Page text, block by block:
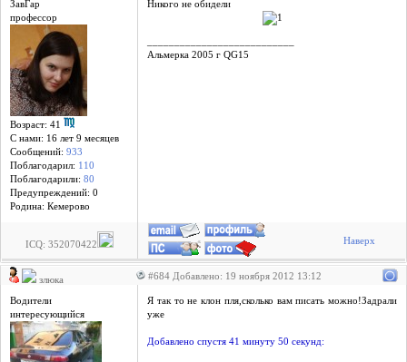
ЗавГар
профессор
Возраст: 41
С нами: 16 лет 9 месяцев
Сообщений: 933
Поблагодарил: 110
Поблагодарили: 80
Предупреждений: 0
Родина: Кемерово
Никого не обидели
Альмерка 2005 г QG15
ICQ: 352070422 Наверх
злюка #684 Добавлено: 19 ноября 2012 13:12
Водители
интересующийся
Я так то не клон пля,сколько вам писать можно!Задрали
уже
Добавлено спустя 41 минуту 50 секунд: